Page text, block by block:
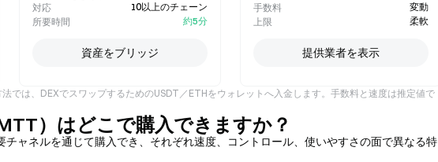
対応
10以上のチェーン
所要時間
約5分
資産をブリッジ
手数料
変動
上限
柔軟
提供業者を表示
では、DEXでスワップするためのUSDT／ETHをウォレットへ入金します。手数料と速度は推定値で
）はどこで購入できますか？
ャネルを通じて購入でき、それぞれ速度、コントロール、使いやすさの面で異なる特